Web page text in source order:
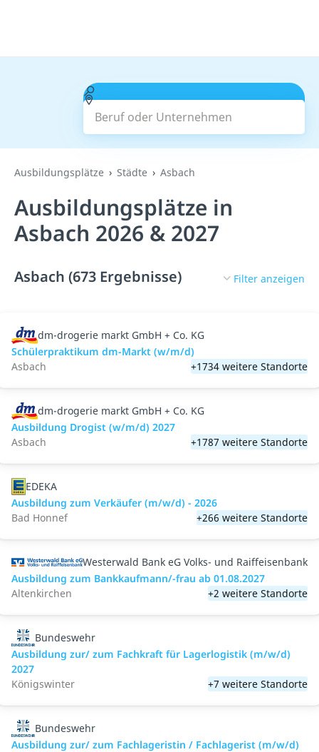
Beruf oder Unternehmen
Suchen
Ausbildungsplätze Städte Asbach
Ausbildungsplätze in
Asbach 2026 & 2027
Asbach (673 Ergebnisse) Filter anzeigen
dm-drogerie markt GmbH + Co. KG
Schülerpraktikum dm-Markt (w/m/d)
Asbach
+1734 weitere Standorte
dm-drogerie markt GmbH + Co. KG
Ausbildung Drogist (w/m/d) 2027
Asbach
+1787 weitere Standorte
EDEKA
Ausbildung zum Verkäufer (m/w/d) - 2026
Bad Honnef
+266 weitere Standorte
Westerwald Bank eG Volks- und Raiffeisenbank
Ausbildung zum Bankkaufmann/-frau ab 01.08.2027
Altenkirchen
+2 weitere Standorte
Bundeswehr
Ausbildung zur/ zum Fachkraft für Lagerlogistik (m/w/d)
2027
Königswinter
+7 weitere Standorte
Bundeswehr
Ausbildung zur/ zum Fachlageristin / Fachlagerist (m/w/d)